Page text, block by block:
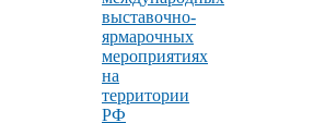
выставочно-
ярмарочных
мероприятиях
на
территории
РФ